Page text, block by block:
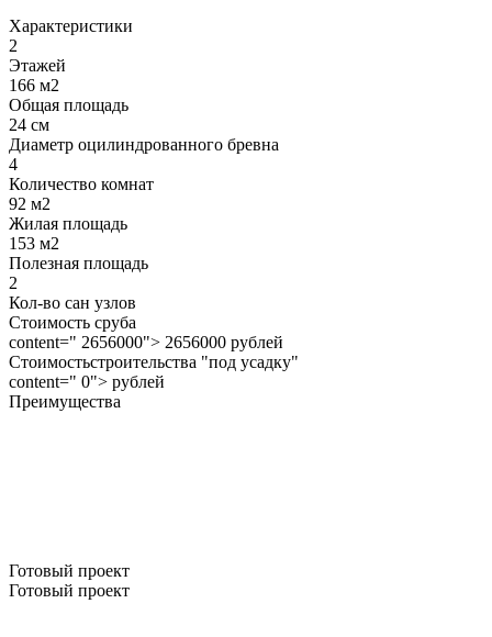
Характеристики
2
Этажей
166 м2
Общая площадь
24 см
Диаметр оцилиндрованного бревна
4
Количество комнат
92 м2
Жилая площадь
153 м2
Полезная площадь
2
Кол-во сан узлов
Стоимость сруба
content=" 2656000"> 2656000 рублей
Стоимостьстроительства "под усадку"
content=" 0"> рублей
Преимущества
Готовый проект
Готовый проект